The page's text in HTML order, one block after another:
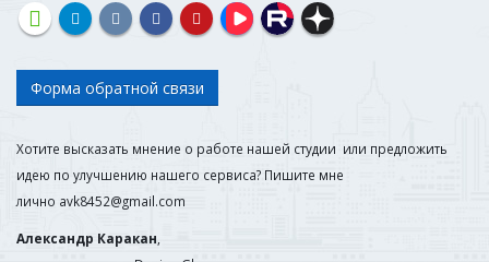
Форма обратной связи
Хотите высказать мнение о работе нашей студии или предложить
идею по улучшению нашего сервиса? Пишите мне
лично avk8452@gmail.com
Александр Каракан